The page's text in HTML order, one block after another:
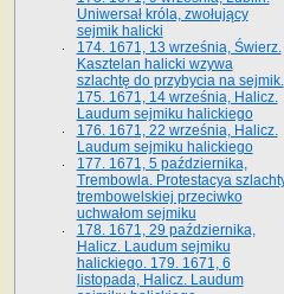
Uniwersał króla, zwołujący
sejmik halicki
174. 1671, 13 września, Świerz.
Kasztelan halicki wzywa
szlachtę do przybycia na sejmik.
175. 1671, 14 września, Halicz.
Laudum sejmiku halickiego
176. 1671, 22 września, Halicz.
Laudum sejmiku halickiego
177. 1671, 5 października,
Trembowla. Protestacya
trembowelskiej przeciwko
uchwałom sejmiku
178. 1671, 29 października,
Halicz. Laudum sejmiku
halickiego. 179. 1671, 6
listopada, Halicz. Laudum